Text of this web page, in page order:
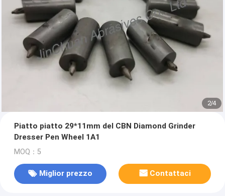
2/4
Piatto piatto 29*11mm del CBN Diamond Grinder
Dresser Pen Wheel 1A1
MOQ：5
Miglior prezzo Contattaci